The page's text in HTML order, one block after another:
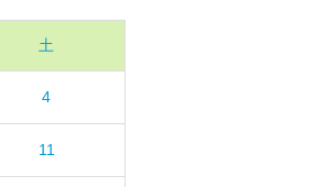
土
4
11